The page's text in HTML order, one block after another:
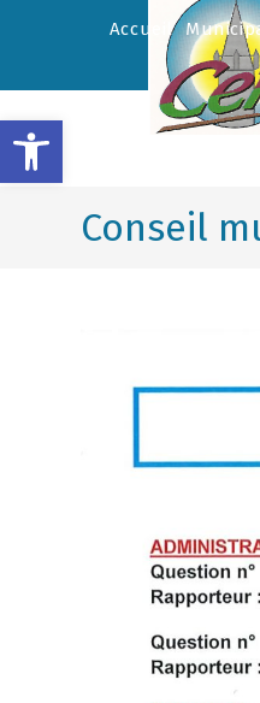
Accueil
Conseil
Ouvrir la